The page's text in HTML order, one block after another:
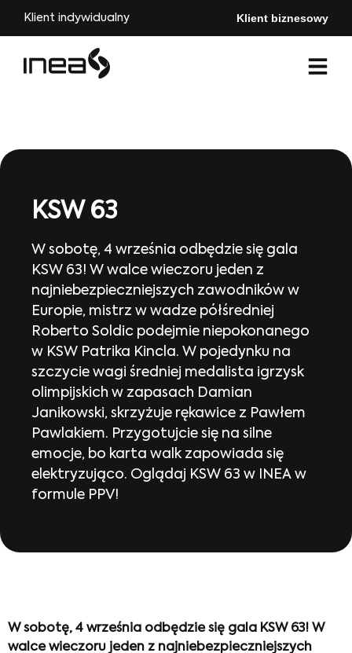
Klient indywidualny Klient biznesowy
KSW 63
W sobotę, 4 września odbędzie się gala
KSW 63! W walce wieczoru jeden z
najniebezpieczniejszych zawodników w
Europie, mistrz w wadze półśredniej
Roberto Soldic podejmie niepokonanego
w KSW Patrika Kincla. W pojedynku na
szczycie wagi średniej medalista igrzysk
olimpijskich w zapasach Damian
Janikowski, skrzyżuje rękawice z Pawłem
Pawlakiem. Przygotujcie się na silne
emocje, bo karta walk zapowiada się
elektryzująco. Oglądaj KSW 63 w INEA w
formule PPV!
W sobotę, 4 września odbędzie się gala KSW 63! W
walce wieczoru jeden z najniebezpieczniejszych